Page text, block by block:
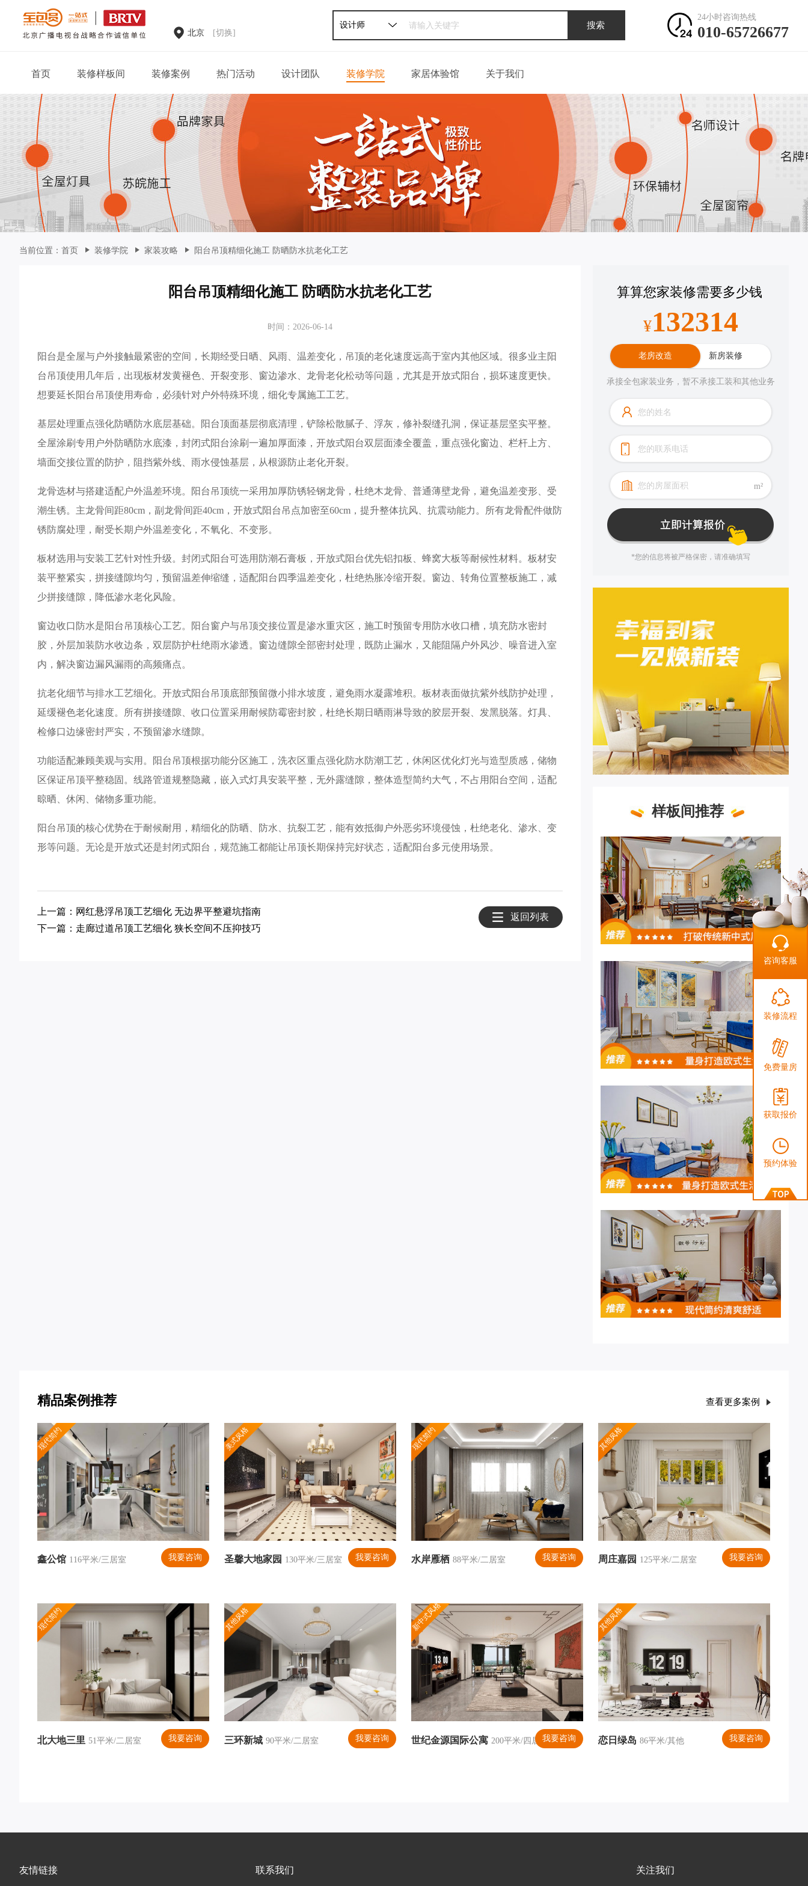
北京 [切换]
24小时咨询热线
010-65726677
设计师 搜索
首页 装修样板间 装修案例
家装案例
热门活动 设计团队 装修学院
软装攻略
轻松一刻
家居体验馆 关于我们
当前位置： 首页 装修学院 家装攻略 阳台吊顶精细化施工 防晒防水抗老化工艺
阳台吊顶精细化施工 防晒防水抗老化工艺
时间：2026-06-14
阳台是全屋与户外接触最紧密的空间，长期经受日晒、风雨、温差变化，吊顶的老化速度远高于室内其他区域。很多业主阳
台吊顶使用几年后，出现板材发黄褪色、开裂变形、窗边渗水、龙骨老化松动等问题，尤其是开放式阳台，损坏速度更快。
想要延长阳台吊顶使用寿命，必须针对户外特殊环境，细化专属施工工艺。
基层处理重点强化防晒防水底层基础。阳台顶面基层彻底清理，铲除松散腻子、浮灰，修补裂缝孔洞，保证基层坚实平整。
全屋涂刷专用户外防晒防水底漆，封闭式阳台涂刷一遍加厚面漆，开放式阳台双层面漆全覆盖，重点强化窗边、栏杆上方、
墙面交接位置的防护，阻挡紫外线、雨水侵蚀基层，从根源防止老化开裂。
龙骨选材与搭建适配户外温差环境。阳台吊顶统一采用加厚防锈轻钢龙骨，杜绝木龙骨、普通薄壁龙骨，避免温差变形、受
潮生锈。主龙骨间距80cm，副龙骨间距40cm，开放式阳台吊点加密至60cm，提升整体抗风、抗震动能力。所有龙骨配件做防
锈防腐处理，耐受长期户外温差变化，不氧化、不变形。
板材选用与安装工艺针对性升级。封闭式阳台可选用防潮石膏板，开放式阳台优先铝扣板、蜂窝大板等耐候性材料。板材安
装平整紧实，拼接缝隙均匀，预留温差伸缩缝，适配阳台四季温差变化，杜绝热胀冷缩开裂。窗边、转角位置整板施工，减
少拼接缝隙，降低渗水老化风险。
窗边收口防水是阳台吊顶核心工艺。阳台窗户与吊顶交接位置是渗水重灾区，施工时预留专用防水收口槽，填充防水密封
胶，外层加装防水收边条，双层防护杜绝雨水渗透。窗边缝隙全部密封处理，既防止漏水，又能阻隔户外风沙、噪音进入室
内，解决窗边漏风漏雨的高频痛点。
抗老化细节与排水工艺细化。开放式阳台吊顶底部预留微小排水坡度，避免雨水凝露堆积。板材表面做抗紫外线防护处理，
延缓褪色老化速度。所有拼接缝隙、收口位置采用耐候防霉密封胶，杜绝长期日晒雨淋导致的胶层开裂、发黑脱落。灯具、
检修口边缘密封严实，不预留渗水缝隙。
功能适配兼顾美观与实用。阳台吊顶根据功能分区施工，洗衣区重点强化防水防潮工艺，休闲区优化灯光与造型质感，储物
区保证吊顶平整稳固。线路管道规整隐藏，嵌入式灯具安装平整，无外露缝隙，整体造型简约大气，不占用阳台空间，适配
晾晒、休闲、储物多重功能。
阳台吊顶的核心优势在于耐候耐用，精细化的防晒、防水、抗裂工艺，能有效抵御户外恶劣环境侵蚀，杜绝老化、渗水、变
形等问题。无论是开放式还是封闭式阳台，规范施工都能让吊顶长期保持完好状态，适配阳台多元使用场景。
上一篇：网红悬浮吊顶工艺细化 无边界平整避坑指南
下一篇：走廊过道吊顶工艺细化 狭长空间不压抑技巧
返回列表
算算您家装修需要多少钱
¥132314
老房改造 新房装修
承接全包家装业务，暂不承接工装和其他业务
m²
*您的信息将被严格保密，请准确填写
样板间推荐
精品案例推荐 查看更多案例
现代简约
鑫公馆 116平米/三居室 我要咨询
美式风格
圣馨大地家园 130平米/三居室 我要咨询
现代简约
水岸雁栖 88平米/二居室 我要咨询
其他风格
周庄嘉园 125平米/二居室 我要咨询
现代简约
北大地三里 51平米/二居室 我要咨询
其他风格
三环新城 90平米/二居室 我要咨询
新中式风格
世纪金源国际公寓 200平米/四居室我要咨询
其他风格
恋日绿岛 86平米/其他 我要咨询
友情链接 联系我们 关注我们
咨询客服
装修流程
免费量房
获取报价
预约体验